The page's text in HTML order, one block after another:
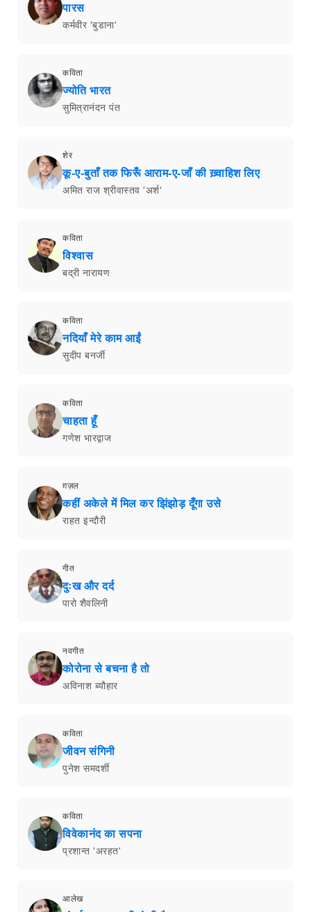
पारस
कर्मवीर 'बुडाना'
कविता
ज्योति भारत
सुमित्रानंदन पंत
शेर
कू-ए-बुताँ तक फिरूँ आराम-ए-जाँ की ख़्वाहिश लिए
अमित राज श्रीवास्तव 'अर्श'
कविता
विश्वास
बद्री नारायण
कविता
नदियाँ मेरे काम आईं
सुदीप बनर्जी
कविता
चाहता हूँ
गणेश भारद्वाज
ग़ज़ल
कहीं अकेले में मिल कर झिंझोड़ दूँगा उसे
राहत इन्दौरी
गीत
दुःख और दर्द
पारो शैवलिनी
नवगीत
कोरोना से बचना है तो
अविनाश ब्यौहार
कविता
जीवन संगिनी
पुनेश समदर्शी
कविता
विवेकानंद का सपना
प्रशान्त 'अरहत'
आलेख